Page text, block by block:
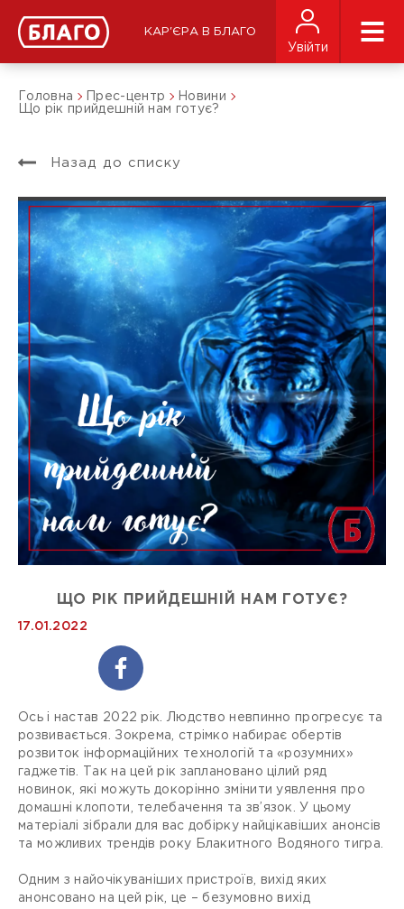
КАР'ЄРА В БЛАГО
Увійти
Головна Прес-центр
Новини
Що рік прийдешній нам готує?
Назад до списку
ЩО РІК ПРИЙДЕШНІЙ НАМ ГОТУЄ?
17.01.2022
Ось і настав 2022 рік. Людство невпинно прогресує та
розвивається. Зокрема, стрімко набирає обертів
розвиток інформаційних технологій та «розумних»
гаджетів. Так на цей рік заплановано цілий ряд
новинок, які можуть докорінно змінити уявлення про
домашні клопоти, телебачення та зв’язок. У цьому
матеріалі зібрали для вас добірку найцікавіших анонсів
та можливих трендів року Блакитного Водяного тигра.
Одним з найочікуваніших пристроїв, вихід яких
анонсовано на цей рік, це – безумовно вихід